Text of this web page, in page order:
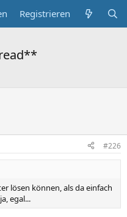
Registrieren
#226
lösen können, als da einfach
egal...